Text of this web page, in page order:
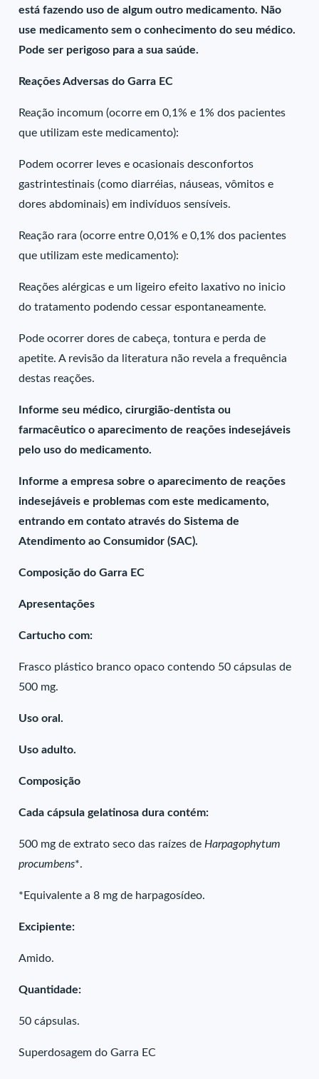
está fazendo uso de algum outro medicamento. Não
use medicamento sem o conhecimento do seu médico.
Pode ser perigoso para a sua saúde.
Reações Adversas do Garra EC
Reação incomum (ocorre em 0,1% e 1% dos pacientes
que utilizam este medicamento):
Podem ocorrer leves e ocasionais desconfortos
gastrintestinais (como diarréias, náuseas, vômitos e
dores abdominais) em indivíduos sensíveis.
Reação rara (ocorre entre 0,01% e 0,1% dos pacientes
que utilizam este medicamento):
Reações alérgicas e um ligeiro efeito laxativo no inicio
do tratamento podendo cessar espontaneamente.
Pode ocorrer dores de cabeça, tontura e perda de
apetite. A revisão da literatura não revela a frequência
destas reações.
Informe seu médico, cirurgião-dentista ou
farmacêutico o aparecimento de reações indesejáveis
pelo uso do medicamento.
Informe a empresa sobre o aparecimento de reações
indesejáveis e problemas com este medicamento,
entrando em contato através do Sistema de
Atendimento ao Consumidor (SAC).
Composição do Garra EC
Apresentações
Cartucho com:
Frasco plástico branco opaco contendo 50 cápsulas de
500 mg.
Uso oral.
Uso adulto.
Composição
Cada cápsula gelatinosa dura contém:
500 mg de extrato seco das raízes de Harpagophytum
procumbens*.
*Equivalente a 8 mg de harpagosídeo.
Excipiente:
Amido.
Quantidade:
50 cápsulas.
Superdosagem do Garra EC